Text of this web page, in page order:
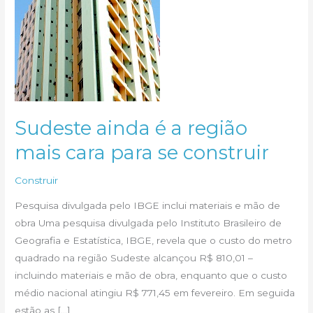
Sudeste ainda é a região
mais cara para se construir
Construir
Pesquisa divulgada pelo IBGE inclui materiais e mão de
obra Uma pesquisa divulgada pelo Instituto Brasileiro de
Geografia e Estatística, IBGE, revela que o custo do metro
quadrado na região Sudeste alcançou R$ 810,01 –
incluindo materiais e mão de obra, enquanto que o custo
médio nacional atingiu R$ 771,45 em fevereiro. Em seguida
estão as […]